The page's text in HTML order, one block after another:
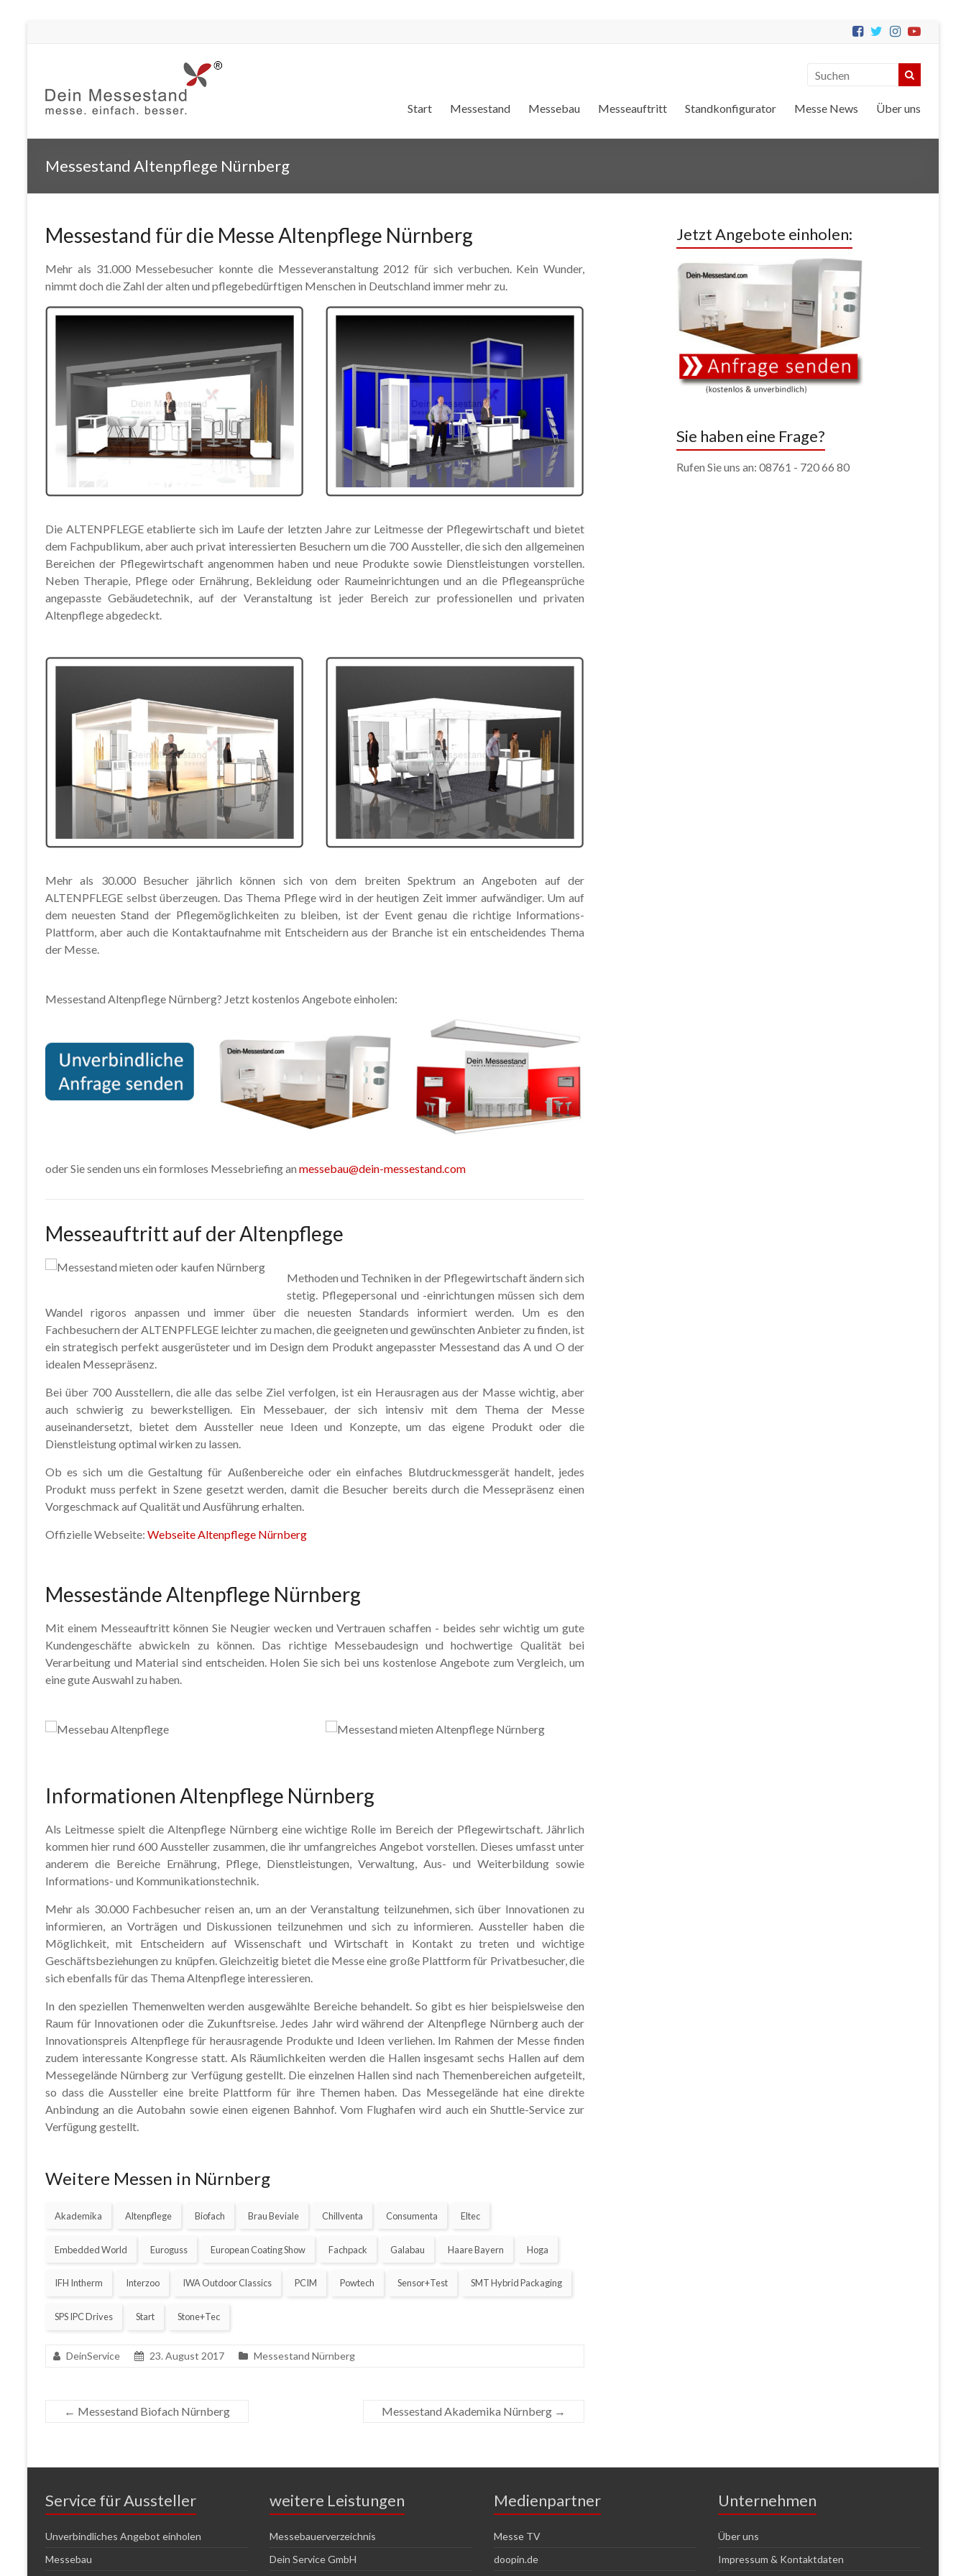
Start Messestand Messebau Messeauftritt Standkonfigurator Messe News Über uns
Messestand Altenpflege Nürnberg
Messestand für die Messe Altenpflege Nürnberg
Mehr als 31.000 Messebesucher konnte die Messeveranstaltung 2012 für sich verbuchen. Kein Wunder,
nimmt doch die Zahl der alten und pflegebedürftigen Menschen in Deutschland immer mehr zu.
Die ALTENPFLEGE etablierte sich im Laufe der letzten Jahre zur Leitmesse der Pflegewirtschaft und bietet
dem Fachpublikum, aber auch privat interessierten Besuchern um die 700 Aussteller, die sich den allgemeinen
Bereichen der Pflegewirtschaft angenommen haben und neue Produkte sowie Dienstleistungen vorstellen.
Neben Therapie, Pflege oder Ernährung, Bekleidung oder Raumeinrichtungen und an die Pflegeansprüche
angepasste Gebäudetechnik, auf der Veranstaltung ist jeder Bereich zur professionellen und privaten
Altenpflege abgedeckt.
Mehr als 30.000 Besucher jährlich können sich von dem breiten Spektrum an Angeboten auf der
ALTENPFLEGE selbst überzeugen. Das Thema Pflege wird in der heutigen Zeit immer aufwändiger. Um auf
dem neuesten Stand der Pflegemöglichkeiten zu bleiben, ist der Event genau die richtige Informations-
Plattform, aber auch die Kontaktaufnahme mit Entscheidern aus der Branche ist ein entscheidendes Thema
der Messe.
Messestand Altenpflege Nürnberg? Jetzt kostenlos Angebote einholen:
oder Sie senden uns ein formloses Messebriefing an messebau@dein-messestand.com
Messeauftritt auf der Altenpflege
Methoden und Techniken in der Pflegewirtschaft ändern sich
stetig. Pflegepersonal und -einrichtungen müssen sich dem
Wandel rigoros anpassen und immer über die neuesten Standards informiert werden. Um es den
Fachbesuchern der ALTENPFLEGE leichter zu machen, die geeigneten und gewünschten Anbieter zu finden, ist
ein strategisch perfekt ausgerüsteter und im Design dem Produkt angepasster Messestand das A und O der
idealen Messepräsenz.
Bei über 700 Ausstellern, die alle das selbe Ziel verfolgen, ist ein Herausragen aus der Masse wichtig, aber
auch schwierig zu bewerkstelligen. Ein Messebauer, der sich intensiv mit dem Thema der Messe
auseinandersetzt, bietet dem Aussteller neue Ideen und Konzepte, um das eigene Produkt oder die
Dienstleistung optimal wirken zu lassen.
Ob es sich um die Gestaltung für Außenbereiche oder ein einfaches Blutdruckmessgerät handelt, jedes
Produkt muss perfekt in Szene gesetzt werden, damit die Besucher bereits durch die Messepräsenz einen
Vorgeschmack auf Qualität und Ausführung erhalten.
Offizielle Webseite: Webseite Altenpflege Nürnberg
Messestände Altenpflege Nürnberg
Mit einem Messeauftritt können Sie Neugier wecken und Vertrauen schaffen - beides sehr wichtig um gute
Kundengeschäfte abwickeln zu können. Das richtige Messebaudesign und hochwertige Qualität bei
Verarbeitung und Material sind entscheiden. Holen Sie sich bei uns kostenlose Angebote zum Vergleich, um
eine gute Auswahl zu haben.
Informationen Altenpflege Nürnberg
Als Leitmesse spielt die Altenpflege Nürnberg eine wichtige Rolle im Bereich der Pflegewirtschaft. Jährlich
kommen hier rund 600 Aussteller zusammen, die ihr umfangreiches Angebot vorstellen. Dieses umfasst unter
anderem die Bereiche Ernährung, Pflege, Dienstleistungen, Verwaltung, Aus- und Weiterbildung sowie
Informations- und Kommunikationstechnik.
Mehr als 30.000 Fachbesucher reisen an, um an der Veranstaltung teilzunehmen, sich über Innovationen zu
informieren, an Vorträgen und Diskussionen teilzunehmen und sich zu informieren. Aussteller haben die
Möglichkeit, mit Entscheidern auf Wissenschaft und Wirtschaft in Kontakt zu treten und wichtige
Geschäftsbeziehungen zu knüpfen. Gleichzeitig bietet die Messe eine große Plattform für Privatbesucher, die
sich ebenfalls für das Thema Altenpflege interessieren.
In den speziellen Themenwelten werden ausgewählte Bereiche behandelt. So gibt es hier beispielsweise den
Raum für Innovationen oder die Zukunftsreise. Jedes Jahr wird während der Altenpflege Nürnberg auch der
Innovationspreis Altenpflege für herausragende Produkte und Ideen verliehen. Im Rahmen der Messe finden
zudem interessante Kongresse statt. Als Räumlichkeiten werden die Hallen insgesamt sechs Hallen auf dem
Messegelände Nürnberg zur Verfügung gestellt. Die einzelnen Hallen sind nach Themenbereichen aufgeteilt,
so dass die Aussteller eine breite Plattform für ihre Themen haben. Das Messegelände hat eine direkte
Anbindung an die Autobahn sowie einen eigenen Bahnhof. Vom Flughafen wird auch ein Shuttle-Service zur
Verfügung gestellt.
Weitere Messen in Nürnberg
Akademika Altenpflege Biofach Brau Beviale Chillventa Consumenta Eltec
Embedded World Euroguss European Coating Show Fachpack Galabau Haare Bayern Hoga
IFH Intherm Interzoo IWA Outdoor Classics PCIM Powtech Sensor+Test SMT Hybrid Packaging
SPS IPC Drives Start Stone+Tec
DeinService 23. August 2017 Messestand Nürnberg
← Messestand Biofach Nürnberg Messestand Akademika Nürnberg →
Jetzt Angebote einholen:
Sie haben eine Frage?
Rufen Sie uns an: 08761 - 720 66 80
Service für Aussteller
Unverbindliches Angebot einholen
Messebau
weitere Leistungen
Messebauerverzeichnis
Dein Service GmbH
Medienpartner
Messe TV
doopin.de
Unternehmen
Über uns
Impressum & Kontaktdaten